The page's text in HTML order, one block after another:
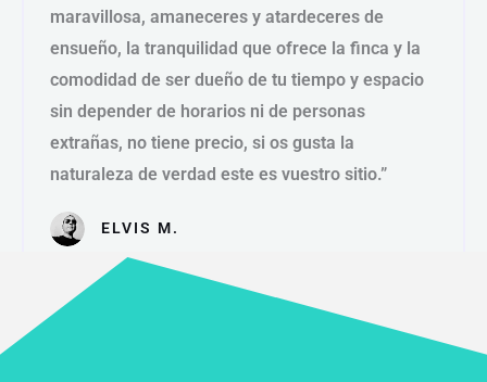
o
a
d
o
c
n
maravillosa, amaneceres y atardeceres de
ensueño, la tranquilidad que ofrece la finca y la
comodidad de ser dueño de tu tiempo y espacio
sin depender de horarios ni de personas
extrañas, no tiene precio, si os gusta la
naturaleza de verdad este es vuestro sitio.”
ELVIS M.